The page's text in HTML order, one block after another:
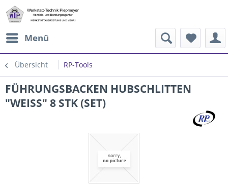
Menü
Übersicht RP-Tools
FÜHRUNGSBACKEN HUBSCHLITTEN
"WEISS" 8 STK (SET)